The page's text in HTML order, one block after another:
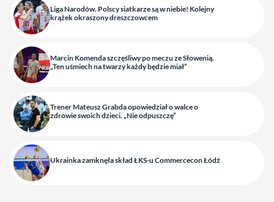
Liga Narodów. Polscy siatkarze są w niebie! Kolejny
krążek okraszony dreszczowcem
Marcin Komenda szczęśliwy po meczu ze Słowenią.
„Ten uśmiech na twarzy każdy będzie miał”
Trener Mateusz Grabda opowiedział o walce o
zdrowie swoich dzieci. „Nie odpuszczę”
Ukrainka zamknęła skład ŁKS-u Commercecon Łódź